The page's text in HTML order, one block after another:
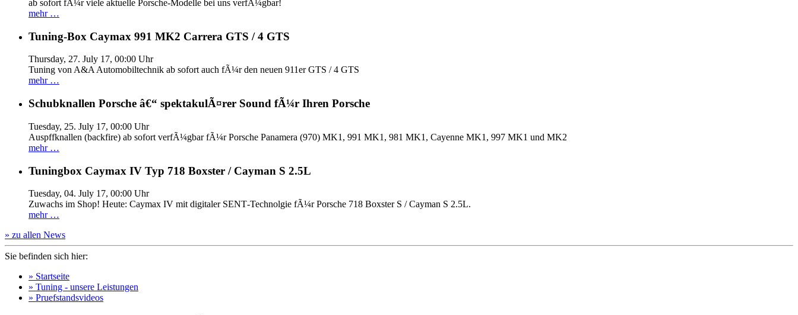
ab sofort fÃ¼r viele aktuelle Porsche-Modelle bei uns verfÃ¼gbar!
mehr …
Tuning-Box Caymax 991 MK2 Carrera GTS / 4 GTS
Thursday, 27. July 17, 00:00 Uhr
Tuning von A&A Automobiltechnik ab sofort auch fÃ¼r den neuen 911er GTS / 4 GTS
mehr …
Schubknallen Porsche â€“ spektakulÃ¤rer Sound fÃ¼r Ihren Porsche
Tuesday, 25. July 17, 00:00 Uhr
Auspffknallen (backfire) ab sofort verfÃ¼gbar fÃ¼r Porsche Panamera (970) MK1, 991 MK1, 981 MK1, Cayenne MK1, 997 MK1 und MK2
mehr …
Tuningbox Caymax IV Typ 718 Boxster / Cayman S 2.5L
Tuesday, 04. July 17, 00:00 Uhr
Zuwachs im Shop! Heute: Caymax IV mit digitaler SENT‐Technolgie fÃ¼r Porsche 718 Boxster S / Cayman S 2.5L.
mehr …
» zu allen News
Sie befinden sich hier:
» Startseite
» Tuning - unsere Leistungen
» Pruefstandsvideos